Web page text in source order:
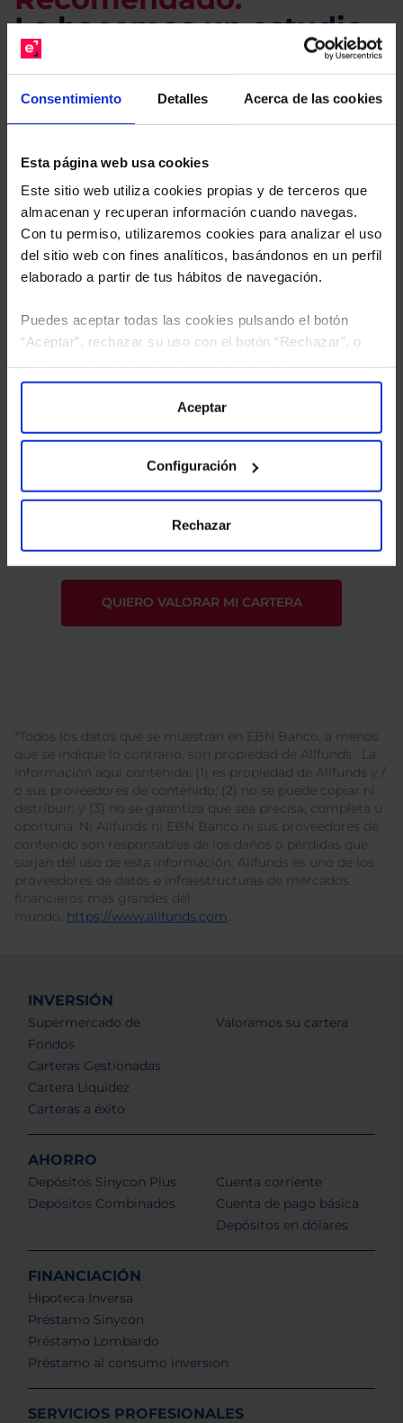
Consentimiento Detalles Acerca de las cookies
Esta página web usa cookies
Este sitio web utiliza cookies propias y de terceros que
almacenan y recuperan información cuando navegas.
Con tu permiso, utilizaremos cookies para analizar el uso
del sitio web con fines analíticos, basándonos en un perfil
elaborado a partir de tus hábitos de navegación.
Puedes aceptar todas las cookies pulsando el botón
“Aceptar”, rechazar su uso con el botón “Rechazar”, o
“Configuración”. Consulta nuestraPolítica
para más información.
Aceptar
Configuración
Rechazar
Le hacemos un estudio
gratuito de su cartera.
Descárguese el archivoe indíquenos los ISINs de
sus Fondos y nuestros expertos le enviarán un
Limpias con las que podrá ahorrar en sus costes.
tratamiento de mis datos personales.
*Todos los datos que se muestran en EBN Banco, a menos
que se indique lo contrario, son propiedad de Allfunds . La
información aquí contenida: (1) es propiedad de Allfunds y /
o sus proveedores de contenido; (2) no se puede copiar ni
distribuir; y (3) no se garantiza que sea precisa, completa u
oportuna. Ni Allfunds ni EBN Banco ni sus proveedores de
contenido son responsables de los daños o pérdidas que
surjan del uso de esta información. Allfunds es uno de los
proveedores de datos e infraestructuras de mercados
financieros más grandes del
mundo. https://www.allfunds.com.
INVERSIÓN
Supermercado de
Fondos
Carteras Gestionadas
Cartera Liquidez
Carteras a éxito
Valoramos su cartera
AHORRO
Depósitos Sinycon Plus
Depósitos Combinados
Cuenta corriente
Cuenta de pago básica
Depósitos en dólares
FINANCIACIÓN
Hipoteca Inversa
Préstamo Sinycon
Préstamo Lombardo
Préstamo al consumo inversion
SERVICIOS PROFESIONALES